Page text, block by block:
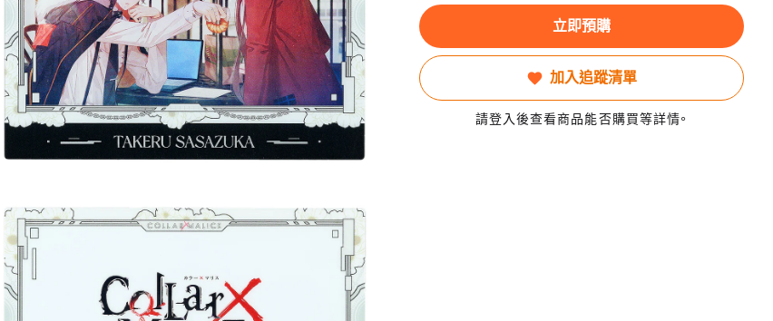
立即預購
加入追蹤清單
請登入後查看商品能否購買等詳情。